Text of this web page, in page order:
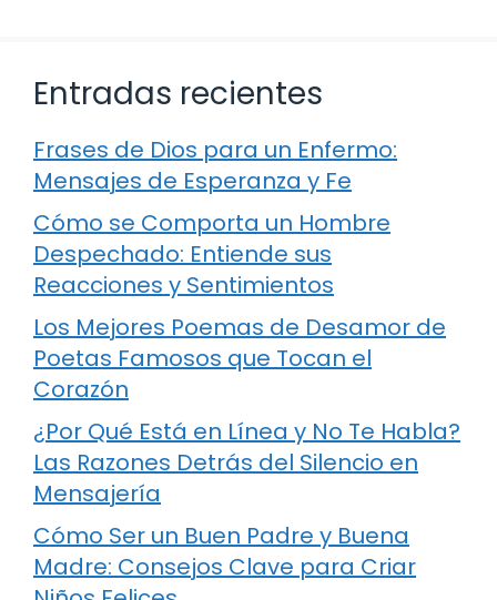
Entradas recientes
Frases de Dios para un Enfermo:
Mensajes de Esperanza y Fe
Cómo se Comporta un Hombre
Despechado: Entiende sus
Reacciones y Sentimientos
Los Mejores Poemas de Desamor de
Poetas Famosos que Tocan el
Corazón
¿Por Qué Está en Línea y No Te Habla?
Las Razones Detrás del Silencio en
Mensajería
Cómo Ser un Buen Padre y Buena
Madre: Consejos Clave para Criar